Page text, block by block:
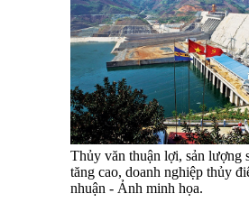
Thủy văn thuận lợi, sản lượng
tăng cao, doanh nghiệp thủy
nhuận - Ảnh minh họa.